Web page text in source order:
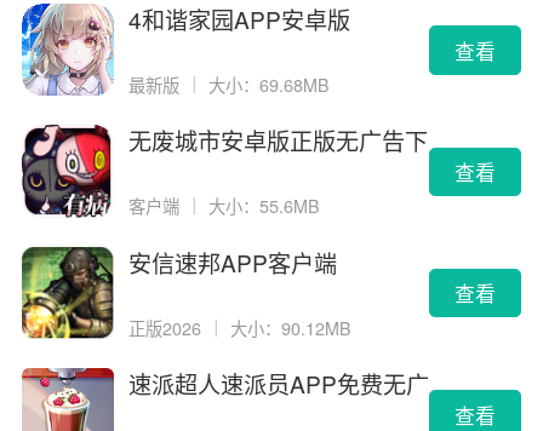
4和谐家园APP安卓版
最新版 大小：69.68MB
查看
无废城市安卓版正版无广告下
客户端 大小：55.6MB
查看
安信速邦APP客户端
正版2026 ｜ 大小：90.12MB
查看
速派超人速派员APP免费无广
查看